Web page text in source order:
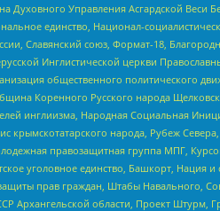
Управления Асгардской
единство, Национал-
Славянский союз, Формат-18,
Инглистической церкви
общественного политического
Коренного Русского народа
инглиизма, Народная Социальная
народа, Рубеж
правозащитная группа МПГ,
уголовное единство, Башкорт,
прав граждан, Штабы Навального,
области, Проект Штурм,